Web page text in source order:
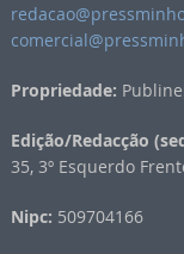
Propriedade:
Edição/Redacção
35, 3º Esquerdo
Nipc: 509704166